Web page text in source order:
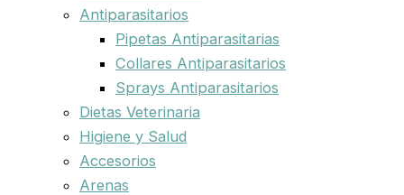
Antiparasitarios
Pipetas Antiparasitarias
Collares Antiparasitarios
Sprays Antiparasitarios
Dietas Veterinaria
Higiene y Salud
Accesorios
Arenas